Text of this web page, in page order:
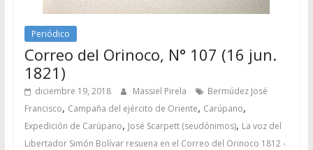
Periódico
Correo del Orinoco, N° 107 (16 jun.
1821)
diciembre 19, 2018 Massiel Pirela
Bermúdez José
Francisco, Campaña del ejército de Oriente, Carúpano,
Expedición de Carúpano, José Scarpett (seudónimos), La voz del
Libertador Simón Bolívar resuena en el Correo del Orinoco 1812 -